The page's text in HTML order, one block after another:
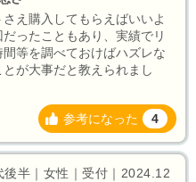
え購入してもらえばいいよ
ったこともあり、実績でリ
等を調べておけばハズレな
が大事だと教えられまし
参考になった 4
半｜女性｜受付｜2024.12